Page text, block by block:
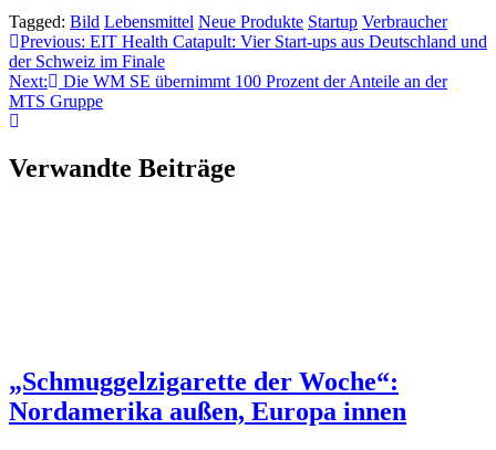
Tagged: Bild Lebensmittel Neue Produkte Startup Verbraucher
Beitragsnavigation
Previous: EIT Health Catapult: Vier Start-ups aus Deutschland und
der Schweiz im Finale
Next:
Die WM SE übernimmt 100 Prozent der Anteile an der
MTS Gruppe
Verwandte Beiträge
„Schmuggelzigarette der Woche“:
Nordamerika außen, Europa innen